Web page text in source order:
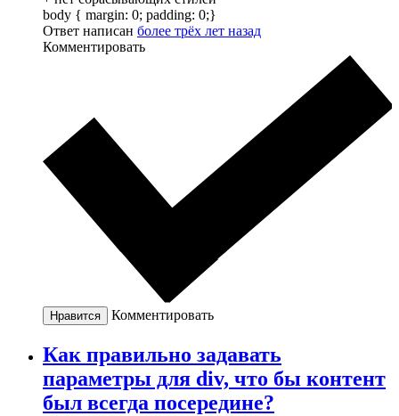
body { margin: 0; padding: 0;}
Ответ написан более трёх лет назад
Комментировать
Нравится Комментировать
Как правильно задавать
параметры для div, что бы контент
был всегда посередине?